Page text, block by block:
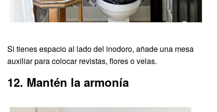
Si tienes espacio al lado del inodoro, añade una mesa
auxiliar para colocar revistas, flores o velas.
12. Mantén la armonía